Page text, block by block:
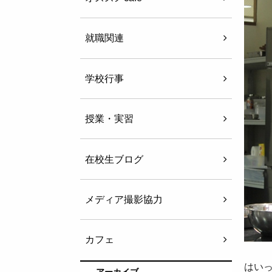
はい
就職関連
学校行事
授業・実習
在校生ブログ
メディア撮影協力
カフェ